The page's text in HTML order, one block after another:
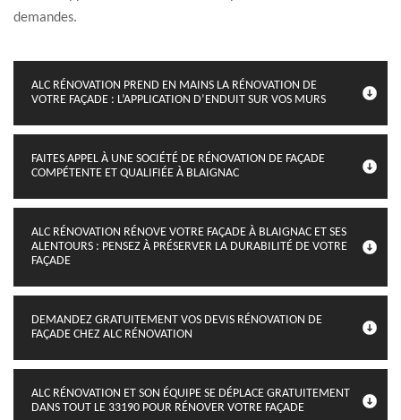
demandes.
ALC RÉNOVATION PREND EN MAINS LA RÉNOVATION DE
VOTRE FAÇADE : L’APPLICATION D’ENDUIT SUR VOS MURS
FAITES APPEL À UNE SOCIÉTÉ DE RÉNOVATION DE FAÇADE
COMPÉTENTE ET QUALIFIÉE À BLAIGNAC
ALC RÉNOVATION RÉNOVE VOTRE FAÇADE À BLAIGNAC ET SES
ALENTOURS : PENSEZ À PRÉSERVER LA DURABILITÉ DE VOTRE
FAÇADE
DEMANDEZ GRATUITEMENT VOS DEVIS RÉNOVATION DE
FAÇADE CHEZ ALC RÉNOVATION
ALC RÉNOVATION ET SON ÉQUIPE SE DÉPLACE GRATUITEMENT
DANS TOUT LE 33190 POUR RÉNOVER VOTRE FAÇADE